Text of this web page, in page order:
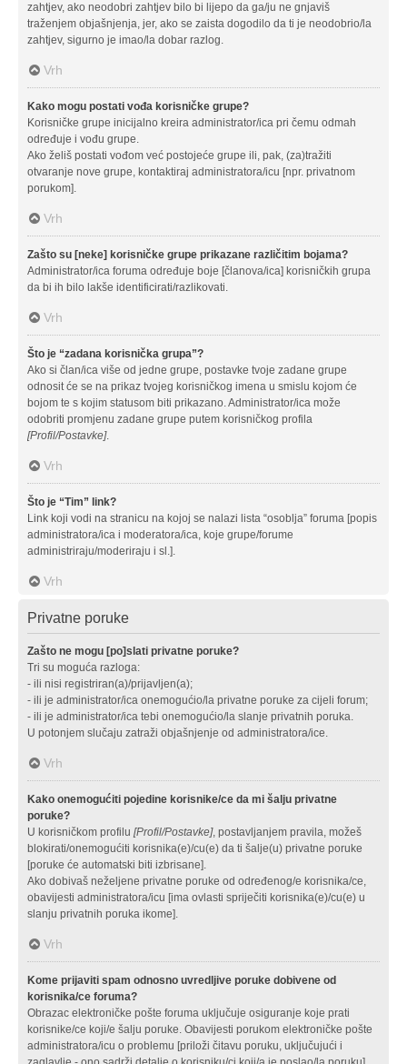
zahtjev, ako neodobri zahtjev bilo bi lijepo da ga/ju ne gnjaviš
traženjem objašnjenja, jer, ako se zaista dogodilo da ti je neodobrio/la
zahtjev, sigurno je imao/la dobar razlog.
Vrh
Kako mogu postati vođa korisničke grupe?
Korisničke grupe inicijalno kreira administrator/ica pri čemu odmah
određuje i vođu grupe.
Ako želiš postati vođom već postojeće grupe ili, pak, (za)tražiti
otvaranje nove grupe, kontaktiraj administratora/icu [npr. privatnom
porukom].
Vrh
Zašto su [neke] korisničke grupe prikazane različitim bojama?
Administrator/ica foruma određuje boje [članova/ica] korisničkih grupa
da bi ih bilo lakše identificirati/razlikovati.
Vrh
Što je “zadana korisnička grupa”?
Ako si član/ica više od jedne grupe, postavke tvoje zadane grupe
odnosit će se na prikaz tvojeg korisničkog imena u smislu kojom će
bojom te s kojim statusom biti prikazano. Administrator/ica može
odobriti promjenu zadane grupe putem korisničkog profila
[Profil/Postavke].
Vrh
Što je “Tim” link?
Link koji vodi na stranicu na kojoj se nalazi lista “osoblja” foruma [popis
administratora/ica i moderatora/ica, koje grupe/forume
administriraju/moderiraju i sl.].
Vrh
Privatne poruke
Zašto ne mogu [po]slati privatne poruke?
Tri su moguća razloga:
- ili nisi registriran(a)/prijavljen(a);
- ili je administrator/ica onemogućio/la privatne poruke za cijeli forum;
- ili je administrator/ica tebi onemogućio/la slanje privatnih poruka.
U potonjem slučaju zatraži objašnjenje od administratora/ice.
Vrh
Kako onemogućiti pojedine korisnike/ce da mi šalju privatne
poruke?
U korisničkom profilu [Profil/Postavke], postavljanjem pravila, možeš
blokirati/onemogućiti korisnika(e)/cu(e) da ti šalje(u) privatne poruke
[poruke će automatski biti izbrisane].
Ako dobivaš neželjene privatne poruke od određenog/e korisnika/ce,
obavijesti administratora/icu [ima ovlasti spriječiti korisnika(e)/cu(e) u
slanju privatnih poruka ikome].
Vrh
Kome prijaviti spam odnosno uvredljive poruke dobivene od
korisnika/ce foruma?
Obrazac elektroničke pošte foruma uključuje osiguranje koje prati
korisnike/ce koji/e šalju poruke. Obavijesti porukom elektroničke pošte
administratora/icu o problemu [priloži čitavu poruku, uključujući i